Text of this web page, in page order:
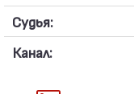
Судья:
Канал: